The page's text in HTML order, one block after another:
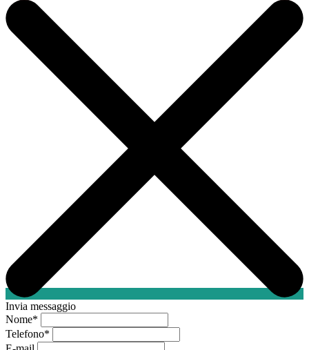
Invia messaggio
Nome*
Telefono*